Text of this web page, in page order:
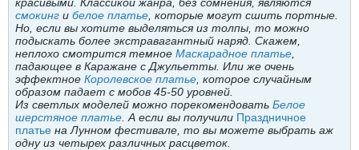
смокинг и белое платье , которые могут сшить портные.
Но, если вы хотите выделяться из толпы, то можно
подыскать более экстравагантный наряд. Скажем,
неплохо смотрится темное Маскарадное платье
падающее в Каражане с Джульетты. Или же очень
эффектное Королевское платье , которое случайным
образом падает с мобов 45-50 уровней.
Из светлых моделей можно порекомендовать Белое
шерстяное платье . А если вы получили Праздничное
платье на Лунном фестивале, то вы можете выбрать аж
одну из четырех различных расцветок.